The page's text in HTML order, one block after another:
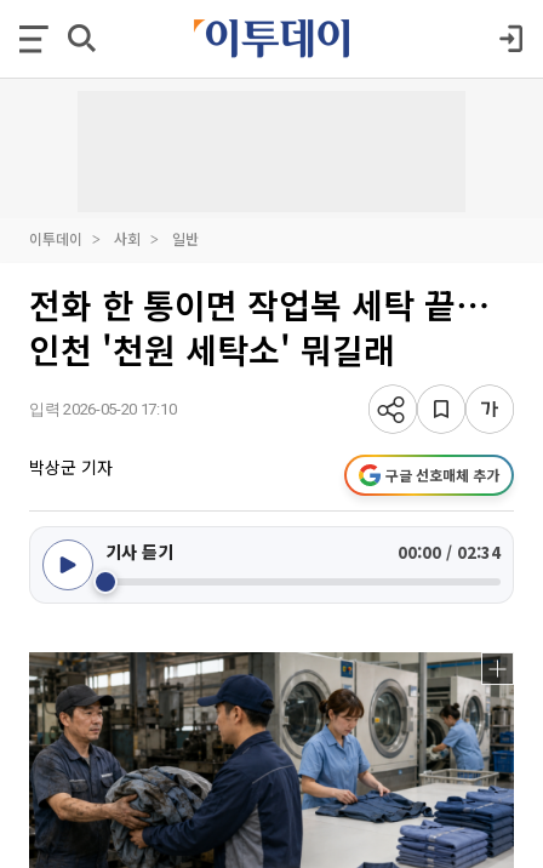
이투데이 사회 일반
전화 한 통이면 작업복 세탁 끝⋯
인천 '천원 세탁소' 뭐길래
입력 2026-05-20 17:10
박상군 기자 구글 선호매체 추가
기사 듣기 00:00 / 02:34